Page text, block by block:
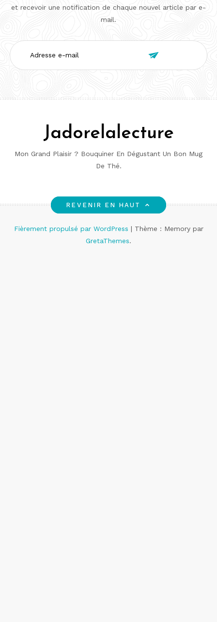
et recevoir une notification de chaque nouvel article par e-
mail.
Adresse
e-
mail

Jadorelalecture
Mon Grand Plaisir ? Bouquiner En Dégustant Un Bon Mug
De Thé.
REVENIR EN HAUT
Fièrement propulsé par WordPress | Thème : Memory par
GretaThemes.